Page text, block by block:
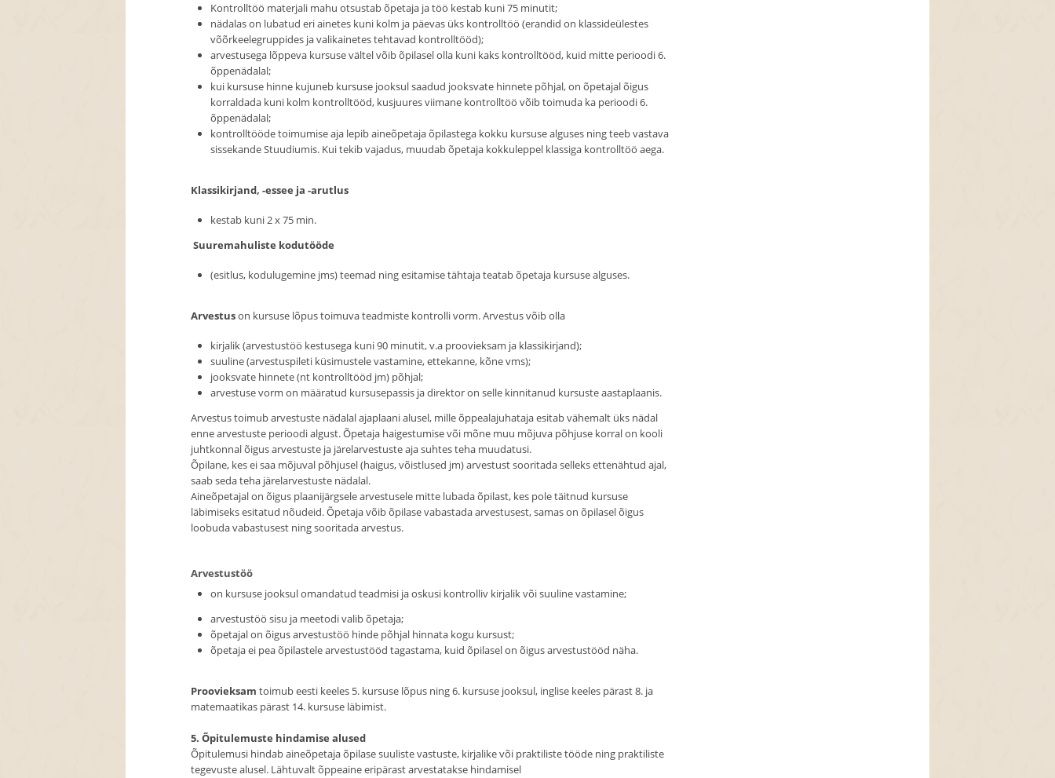
Kontrolltöö materjali mahu otsustab õpetaja ja töö kestab kuni 75 minutit;
nädalas on lubatud eri ainetes kuni kolm ja päevas üks kontrolltöö (erandid on klassideülestes
võõrkeelegruppides ja valikainetes tehtavad kontrolltööd);
arvestusega lõppeva kursuse vältel võib õpilasel olla kuni kaks kontrolltööd, kuid mitte perioodi 6.
õppenädalal;
kui kursuse hinne kujuneb kursuse jooksul saadud jooksvate hinnete põhjal, on õpetajal õigus
korraldada kuni kolm kontrolltööd, kusjuures viimane kontrolltöö võib toimuda ka perioodi 6.
õppenädalal;
kontrolltööde toimumise aja lepib aineõpetaja õpilastega kokku kursuse alguses ning teeb vastava
sissekande Stuudiumis. Kui tekib vajadus, muudab õpetaja kokkuleppel klassiga kontrolltöö aega.
Klassikirjand, -essee ja -arutlus
kestab kuni 2 x 75 min.
Suuremahuliste kodutööde
(esitlus, kodulugemine jms) teemad ning esitamise tähtaja teatab õpetaja kursuse alguses.
Arvestuson kursuse lõpus toimuva teadmiste kontrolli vorm. Arvestus võib olla
kirjalik (arvestustöö kestusega kuni 90 minutit, v.a proovieksam ja klassikirjand);
suuline (arvestuspileti küsimustele vastamine, ettekanne, kõne vms);
jooksvate hinnete (nt kontrolltööd jm) põhjal;
arvestuse vorm on määratud kursusepassis ja direktor on selle kinnitanud kursuste aastaplaanis.
Arvestus toimub arvestuste nädalal ajaplaani alusel, mille õppealajuhataja esitab vähemalt üks nädal
enne arvestuste perioodi algust. Õpetaja haigestumise või mõne muu mõjuva põhjuse korral on kooli
juhtkonnal õigus arvestuste ja järelarvestuste aja suhtes teha muudatusi.
Õpilane, kes ei saa mõjuval põhjusel (haigus, võistlused jm) arvestust sooritada selleks ettenähtud ajal,
saab seda teha järelarvestuste nädalal.
Aineõpetajal on õigus plaanijärgsele arvestusele mitte lubada õpilast, kes pole täitnud kursuse
läbimiseks esitatud nõudeid. Õpetaja võib õpilase vabastada arvestusest, samas on õpilasel õigus
loobuda vabastusest ning sooritada arvestus.
Arvestustöö
on kursuse jooksul omandatud teadmisi ja oskusi kontrolliv kirjalik või suuline vastamine;
arvestustöö sisu ja meetodi valib õpetaja;
õpetajal on õigus arvestustöö hinde põhjal hinnata kogu kursust;
õpetaja ei pea õpilastele arvestustööd tagastama, kuid õpilasel on õigus arvestustööd näha.
Proovieksam toimub eesti keeles 5. kursuse lõpus ning 6. kursuse jooksul, inglise keeles pärast 8. ja
matemaatikas pärast 14. kursuse läbimist.
5. Õpitulemuste hindamise alused
Õpitulemusi hindab aineõpetaja õpilase suuliste vastuste, kirjalike või praktiliste tööde ning praktiliste
tegevuste alusel. Lähtuvalt õppeaine eripärast arvestatakse hindamisel